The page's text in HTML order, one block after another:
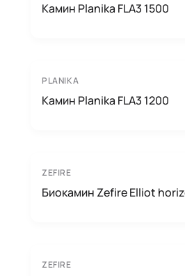
Камин Planika FLA3 1500
PLANIKA
Камин Planika FLA3 1200
ZEFIRE
Биокамин Zefire Elliot
ZEFIRE